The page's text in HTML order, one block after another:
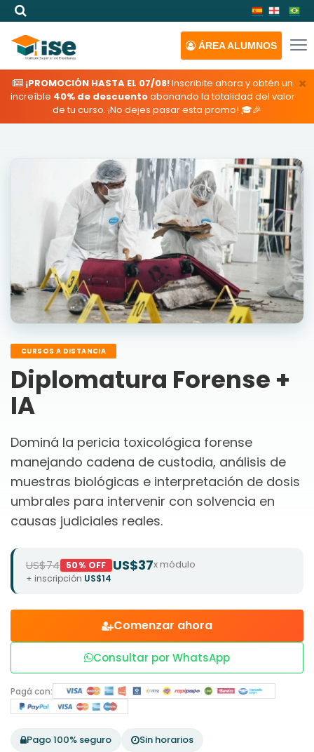
ÁREAALUMNOS
×
¡PROMOCIÓN HASTA EL 07/08!Inscribite ahora y obtén un
increíble 40% de descuentoabonando la totalidad del valor
de tu curso. ¡No dejes pasar esta promo! 🎓🎉
CURSOS A DISTANCIA
Diplomatura Forense +
IA
Dominá la pericia toxicológica forense
manejando cadena de custodia, análisis de
muestras biológicas e interpretación de dosis
umbrales para intervenir con solvencia en
causas judiciales reales.
US$74 50% OFF US$37x módulo
+ inscripción US$14
Comenzar ahora
Consultar por WhatsApp
Pagá con:
Pago 100% seguro
Sin horarios